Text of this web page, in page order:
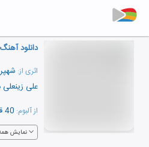
دانلود آهنگ
اثری از:
علی
از آلبوم: 40 قطعه برای سنتور 1
نمایش